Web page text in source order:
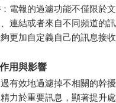
：電報的過濾功能不僅限於
連結或者來自不同頻道的
更加自定義自己的訊息接收
用與影響
過有效地過濾掉不相關的幹
力於重要訊息，顯著提升